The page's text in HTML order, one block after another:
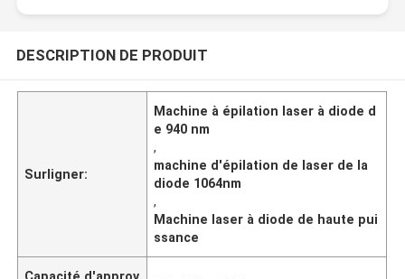
DESCRIPTION DE PRODUIT
Surligner:
Machine à épilation laser à diode d
e 940 nm
,
machine d'épilation de laser de la
diode 1064nm
,
Machine laser à diode de haute pui
ssance
Capacité d'approv